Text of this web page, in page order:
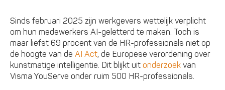
Sinds februari 2025 zijn werkgevers wettelijk verplicht
om hun medewerkers AI-geletterd te maken. Toch is
maar liefst 69 procent van de HR-professionals niet op
de hoogte van deAI Act, de Europese verordening over
kunstmatige intelligentie. Dit blijkt uitonderzoek van
Visma YouServe onder ruim 500 HR-professionals.